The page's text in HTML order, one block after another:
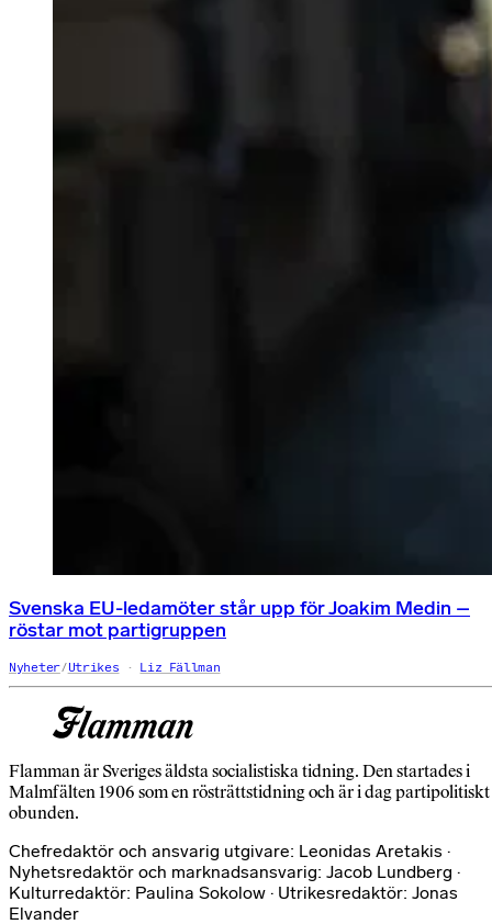
Svenska EU-ledamöter står upp för Joakim Medin –
röstar mot partigruppen
Nyheter/Utrikes Liz Fällman
Flamman är Sveriges äldsta socialistiska tidning. Den startades i
Malmfälten 1906 som en rösträttstidning och är i dag partipolitiskt
obunden.
Chefredaktör och ansvarig utgivare: Leonidas Aretakis ·
Nyhetsredaktör och marknadsansvarig: Jacob Lundberg ·
Kulturredaktör: Paulina Sokolow · Utrikesredaktör: Jonas
Elvander